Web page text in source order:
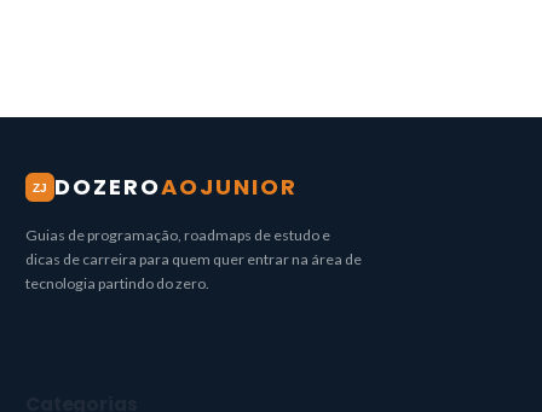
ZJ DOZEROAOJUNIOR
Guias de programação, roadmaps de estudo e
dicas de carreira para quem quer entrar na área de
tecnologia partindo do zero.